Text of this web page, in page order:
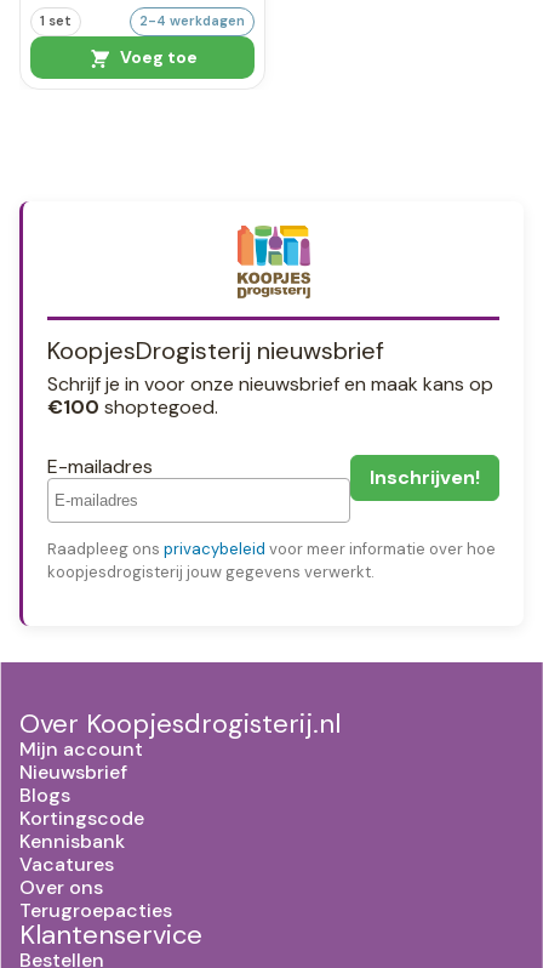
1 set 2-4 werkdagen
Voeg toe
KoopjesDrogisterij nieuwsbrief
Schrijf je in voor onze nieuwsbrief en maak kans op
€100 shoptegoed.
E-mailadres
Raadpleeg ons privacybeleid voor meer informatie over hoe
koopjesdrogisterij jouw gegevens verwerkt.
Over Koopjesdrogisterij.nl
Mijn account
Nieuwsbrief
Blogs
Kortingscode
Kennisbank
Vacatures
Over ons
Terugroepacties
Klantenservice
Bestellen